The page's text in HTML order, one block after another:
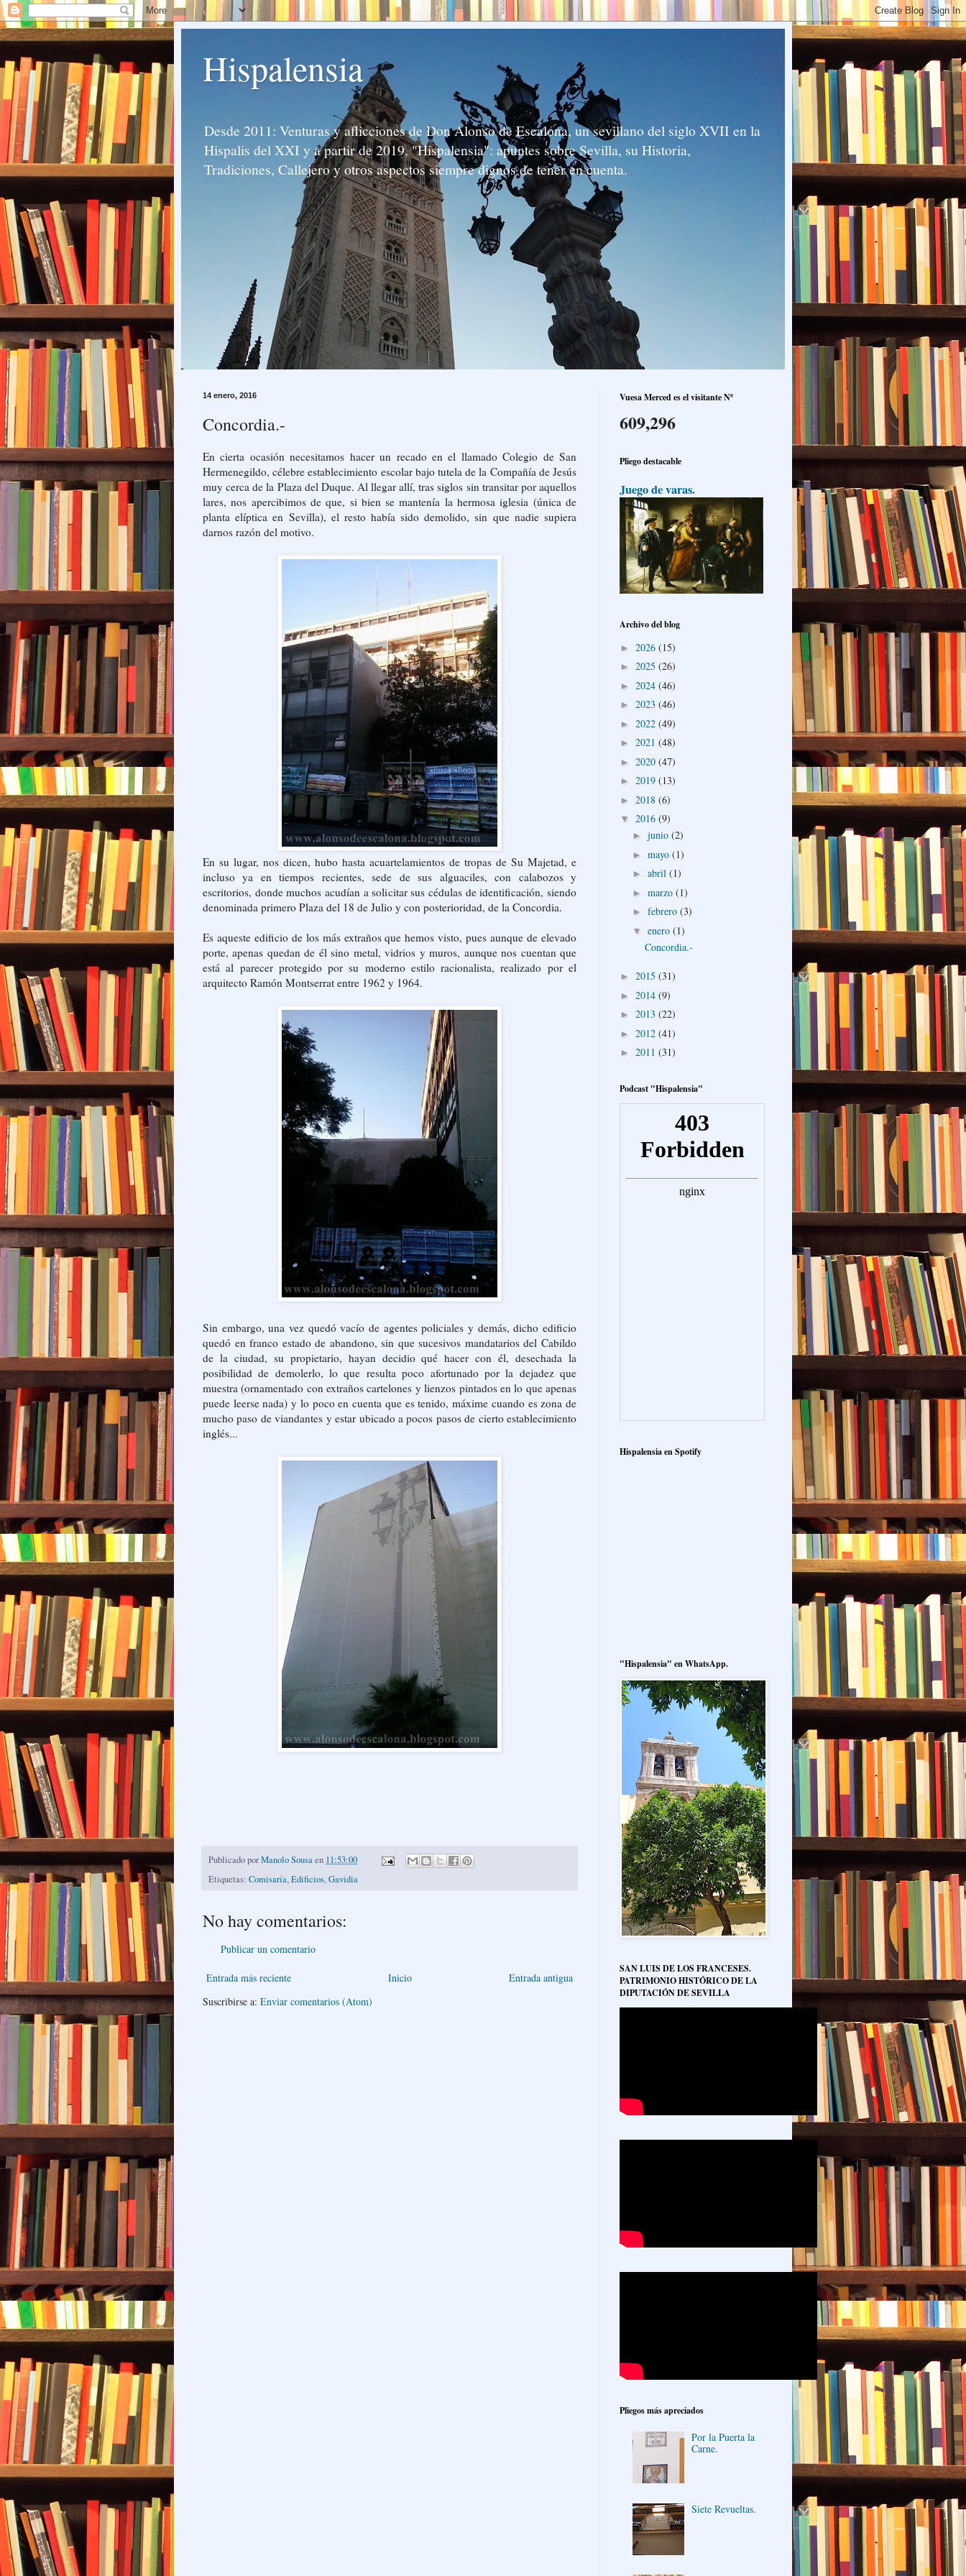
Hispalensia
Desde 2011: Venturas y aflicciones de Don Alonso de Escalona, un sevillano del siglo XVII en la
Hispalis del XXI y a partir de 2019, "Hispalensia": apuntes sobre Sevilla, su Historia,
Tradiciones, Callejero y otros aspectos siempre dignos de tener en cuenta.
14 enero, 2016
Concordia.-
En cierta ocasión necesitamos hacer un recado en el llamado Colegio de San
Hermenegildo, célebre establecimiento escolar bajo tutela de la Compañía de Jesús
muy cerca de la Plaza del Duque. Al llegar allí, tras siglos sin transitar por aquellos
lares, nos apercibimos de que, si bien se mantenía la hermosa iglesia (única de
planta elíptica en Sevilla), el resto había sido demolido, sin que nadie supiera
darnos razón del motivo.
En su lugar, nos dicen, hubo hasta acuartelamientos de tropas de Su Majetad, e
incluso ya en tiempos recientes, sede de sus alguaciles, con calabozos y
escritorios, donde muchos acudían a solicitar sus cédulas de identificación, siendo
denominada primero Plaza del 18 de Julio y con posterioridad, de la Concordia.
Es aqueste edificio de los más extraños que hemos visto, pues aunque de elevado
porte, apenas quedan de él sino metal, vidrios y muros, aunque nos cuentan que
está al parecer protegido por su moderno estilo racionalista, realizado por el
arquitecto Ramón Montserrat entre 1962 y 1964.
Sin embargo, una vez quedó vacío de agentes policiales y demás, dicho edificio
quedó en franco estado de abandono, sin que sucesivos mandatarios del Cabildo
de la ciudad, su propietario, hayan decidio qué hacer con él, desechada la
posibilidad de demolerlo, lo que resulta poco afortunado por la dejadez que
muestra (ornamentado con extraños cartelones y lienzos pintados en lo que apenas
puede leerse nada) y lo poco en cuenta que es tenido, máxime cuando es zona de
mucho paso de viandantes y estar ubicado a pocos pasos de cierto establecimiento
inglés...
Publicado porManolo Sousaen 11:53:00
Etiquetas: Comisaría,Edificios,Gavidia
No hay comentarios:
Publicar un comentario
Entrada más reciente Entrada antigua
Inicio
Suscribirse a: Enviar comentarios (Atom)
Vuesa Merced es el visitante Nº
609,296
Pliego destacable
Juego de varas.
Archivo del blog
► 2026 (15)
► 2025 (26)
► 2024 (46)
► 2023 (46)
► 2022 (49)
► 2021 (48)
► 2020 (47)
► 2019 (13)
► 2018 (6)
▼ 2016 (9)
► junio (2)
► mayo (1)
► abril (1)
► marzo (1)
► febrero (3)
▼ enero (1)
Concordia.-
► 2015 (31)
► 2014 (9)
► 2013 (22)
► 2012 (41)
► 2011 (31)
Podcast "Hispalensia"
Hispalensia en Spotify
"Hispalensia" en WhatsApp.
SAN LUIS DE LOS FRANCESES.
PATRIMONIO HISTÓRICO DE LA
DIPUTACIÓN DE SEVILLA
Pliegos más apreciados
Por la Puerta la
Carne.
Siete Revueltas.